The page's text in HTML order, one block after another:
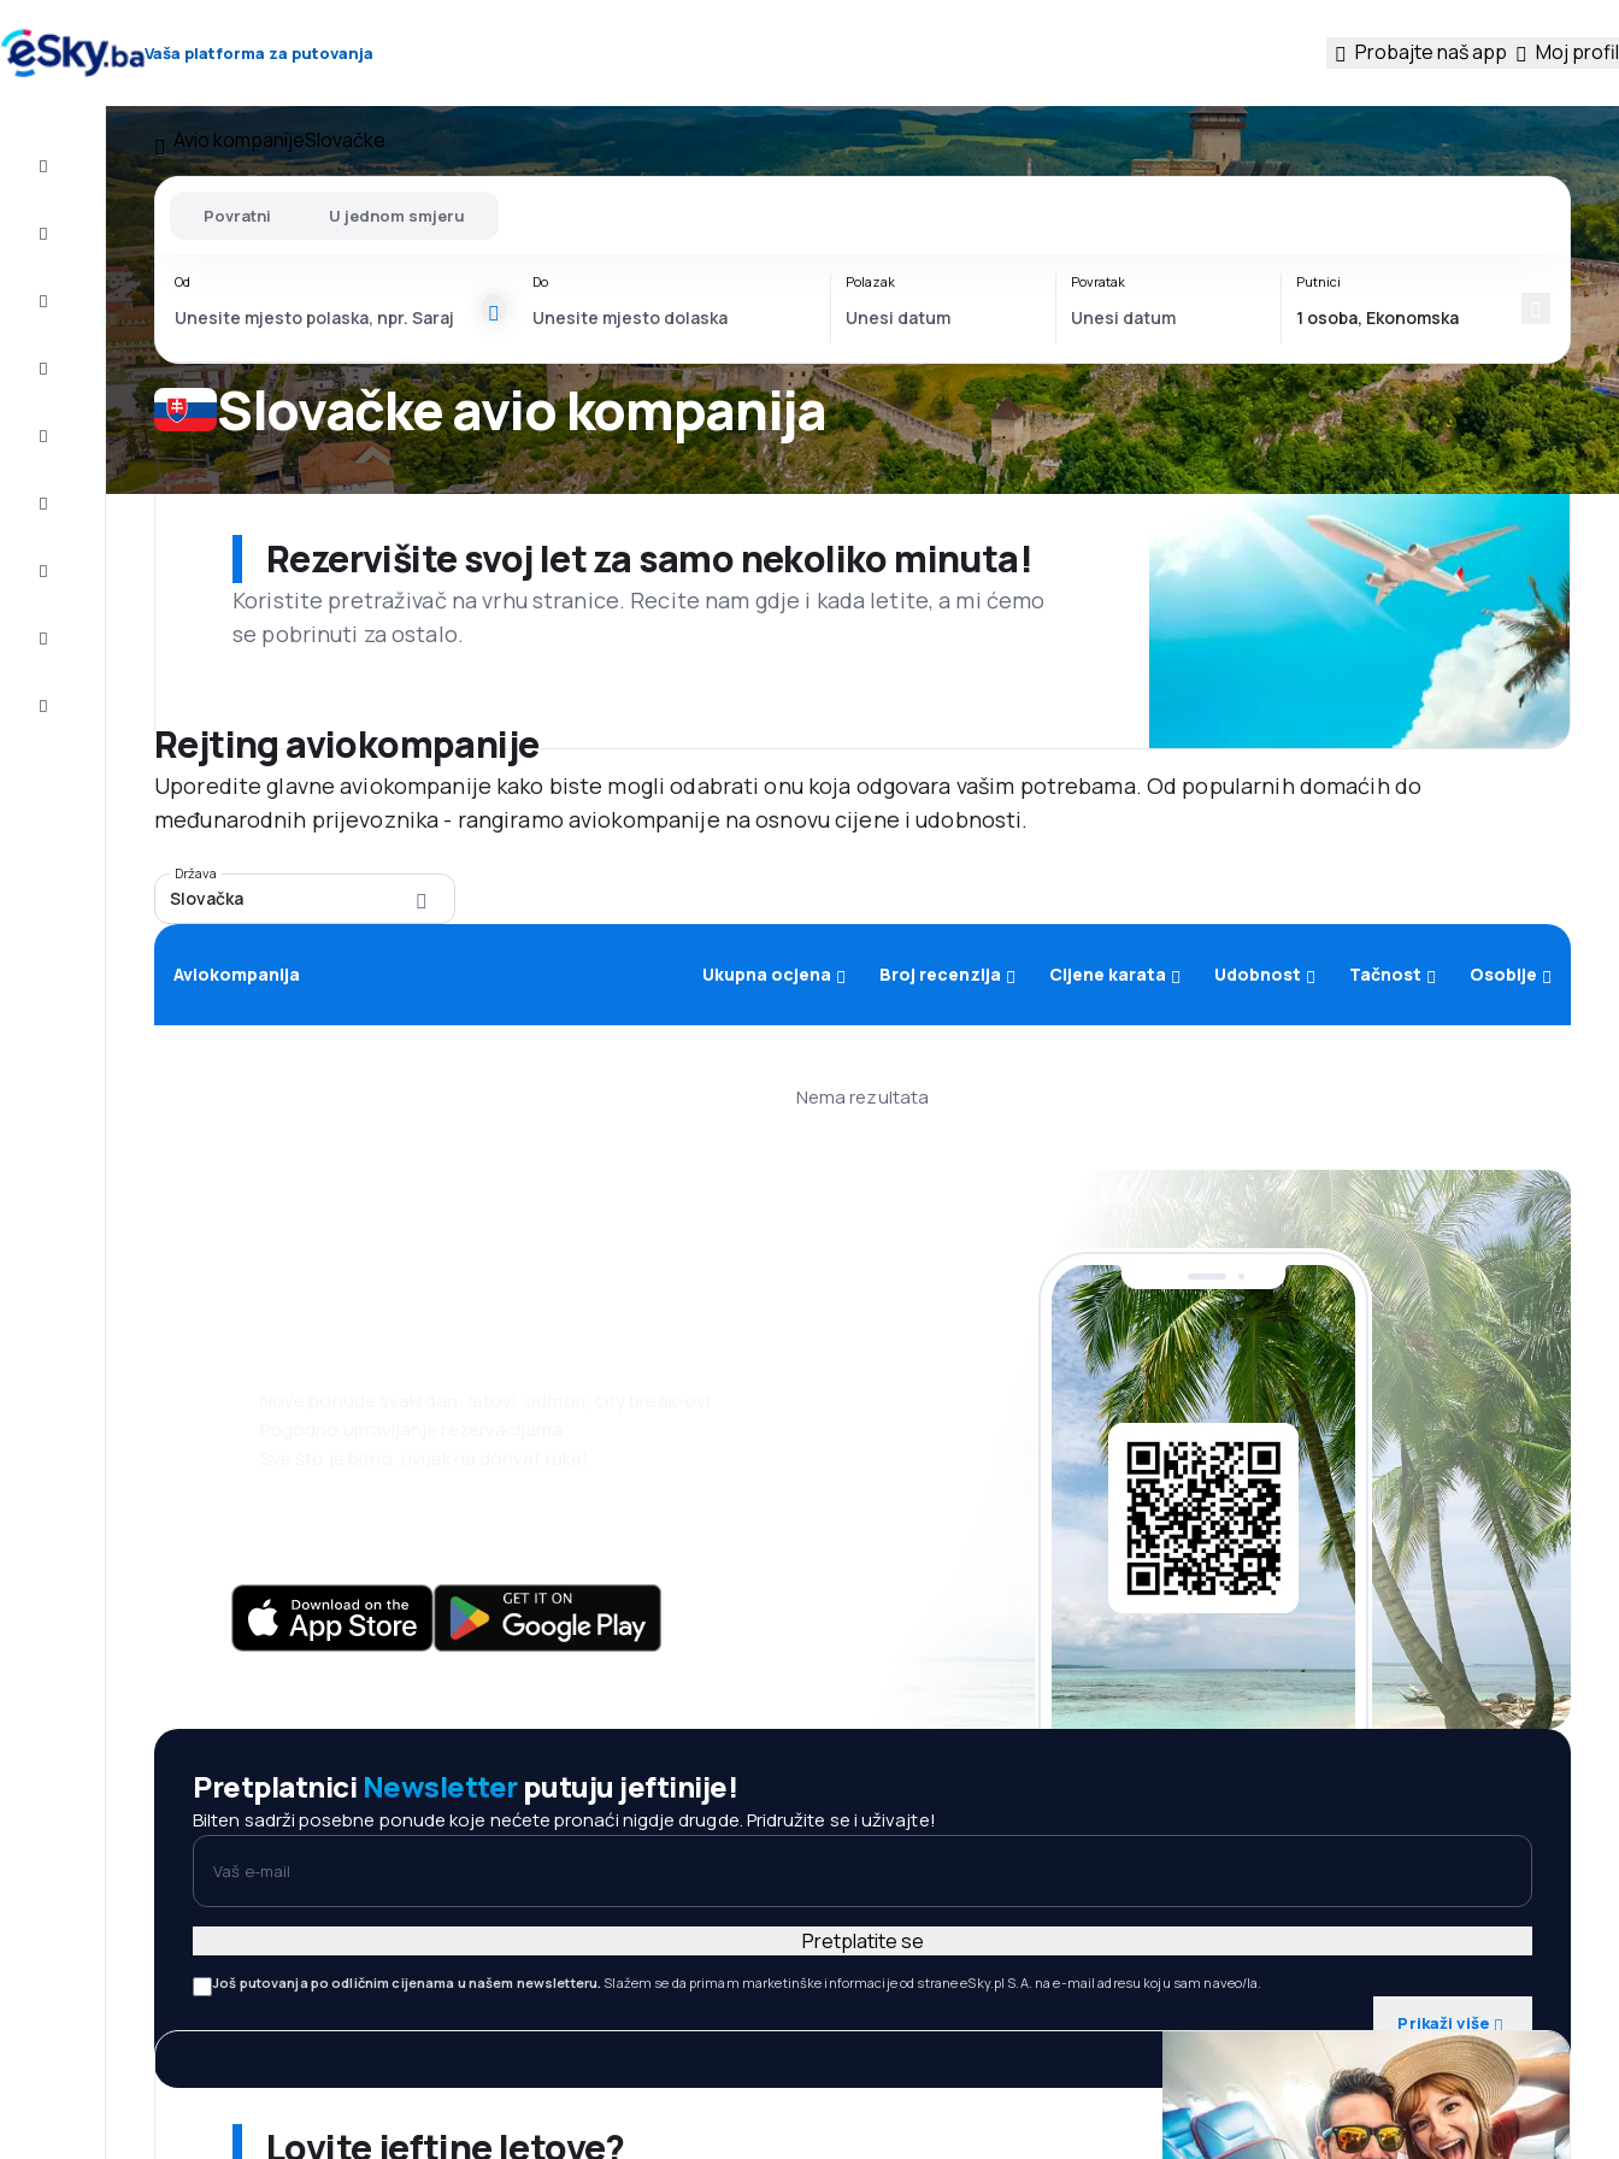
Vaša platforma za putovanja Probajte naš app Moj profil
Letovanje
Smještaj
Avio kompanijeSlovačke
Slovačke avio kompanija
Povratni U jednom smjeru
Od Do Polazak Povratak Putnici
Rezervišite svoj let za samo nekoliko minuta!
Koristite pretraživač na vrhu stranice. Recite nam gdje i kada letite, a mi ćemo
se pobrinuti za ostalo.
Rejting aviokompanije
Uporedite glavne aviokompanije kako biste mogli odabrati onu koja odgovara vašim potrebama. Od popularnih domaćih do
međunarodnih prijevoznika - rangiramo aviokompanije na osnovu cijene i udobnosti.
Država
Slovačka
Aviokompanija Ukupna ocjena Broj recenzija Cijene karata Udobnost Tačnost Osoblje
Nema rezultata
Pretplatnici Newsletterputuju jeftinije!
Bilten sadrži posebne ponude koje nećete pronaći nigdje drugde. Pridružite se i uživajte!
Vaš e-mail
Još putovanja po odličnim cijenama u našem newsletteru. Slažem se da primam marketinške informacije od strane eSky.pl S.A. na e-mail adresu koju sam naveo/la.
Prikaži više
Pretplatite se
Lovite jeftine letove?